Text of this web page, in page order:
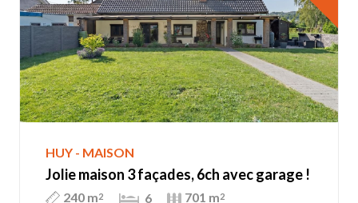
HUY - MAISON
Jolie maison 3 façades, 6ch avec garage !
240 m2 6 701 m2